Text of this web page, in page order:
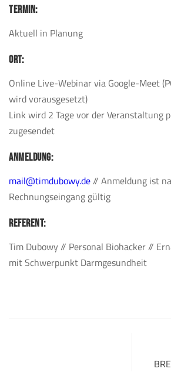
TERMIN:
Aktuell in Planung
ORT:
Online Live-Webinar via Google-Meet
wird vorausgesetzt)
Link wird 2 Tage vor der Veranstaltung
zugesendet
ANMELDUNG:
mail@timdubowy.de// Anmeldung ist
Rechnungseingang gültig
REFERENT:
Tim Dubowy // Personal Biohacker //
mit Schwerpunkt Darmgesundheit